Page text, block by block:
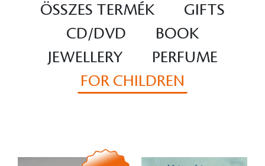
ÖSSZES TERMÉK
GIFTS
CD/DVD
BOOK
JEWELLERY
PERFUME
FOR CHILDREN